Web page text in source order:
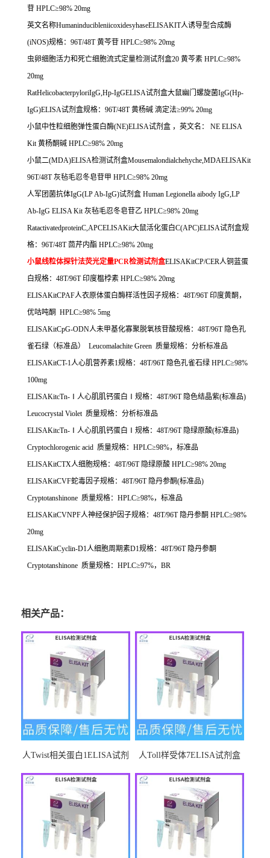
苷 HPLC≥98% 20mg
英文名称HumaninducibleniicoxidesyhaseELISAKIT人诱导型合成酶
(iNOS)规格： 96T/48T黄芩苷 HPLC≥98% 20mg
虫卵细胞活力和死亡细胞流式定量检测试剂盒20 黄芩素 HPLC≥98%
20mg
RatHelicobacterpyloriIgG,Hp-IgGELISA试剂盒大鼠幽门螺旋菌IgG(Hp-
IgG)ELISA试剂盒规格： 96T/48T黄杨碱 滴定法≥99% 20mg
小鼠中性粒细胞弹性蛋白酶(NE)ELISA试剂盒 ，英文名：
NE ELISA
Kit黄杨酮碱 HPLC≥98% 20mg
小鼠二(MDA)ELISA检测试剂盒Mousemalondialchehyche,MDAELISAKit
96T/48T灰毡毛忍冬皂苷甲 HPLC≥98% 20mg
人军团菌抗体IgG(LP Ab-IgG)试剂盒 Human Legionella aibody IgG,LP
Ab-IgG ELISA Kit灰毡毛忍冬皂苷乙 HPLC≥98% 20mg
RatactivatedproteinC,APCELISAKit大鼠活化蛋白C(APC)ELISA试剂盒规
格： 96T/48T 茴芹内酯 HPLC≥98% 20mg
小鼠线粒体探针法荧光定量PCR检测试剂盒ELISAKitCP/CER人铜蓝蛋
白规格： 48T/96T印度榅桲素 HPLC≥98% 20mg
ELISAKitCPAF人衣原体蛋白酶样活性因子规格： 48T/96T印度黄酮，
优咕吨酮 HPLC≥98% 5mg
ELISAKitCpG-ODN人未甲基化寡聚脱氧核苷酸规格： 48T/96T 隐色孔
雀石绿（标准品）
Leucomalachite Green 质量规格：分析标准品
ELISAKitCT-1人心肌营养素1规格： 48T/96T 隐色孔雀石绿 HPLC≥98%
100mg
ELISAKitcTn- Ⅰ人心肌肌钙蛋白Ⅰ规格： 48T/96T 隐色结晶紫(标准品)
Leucocrystal Violet 质量规格：分析标准品
ELISAKitcTn- Ⅰ人心肌肌钙蛋白Ⅰ规格： 48T/96T 隐绿原酸(标准品)
Cryptochlorogenic acid 质量规格： HPLC≥98%，标准品
ELISAKitCTX人细胞规格： 48T/96T 隐绿原酸 HPLC≥98% 20mg
ELISAKitCVF蛇毒因子规格： 48T/96T 隐丹参酮(标准品)
Cryptotanshinone 质量规格： HPLC≥98%，标准品
ELISAKitCVNPF人神经保护因子规格： 48T/96T 隐丹参酮 HPLC≥98%
20mg
ELISAKitCyclin-D1人细胞周期素D1规格： 48T/96T 隐丹参酮
Cryptotanshinone 质量规格： HPLC≥97%， BR
相关产品：
人Twist相关蛋白1ELISA试剂
人Toll样受体7ELISA试剂盒